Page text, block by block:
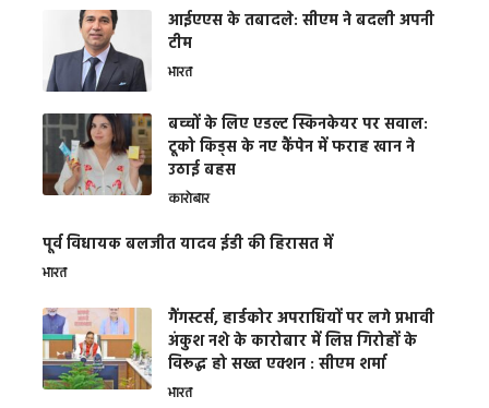
आईएएस के तबादले: सीएम ने बदली अपनी
टीम
भारत
बच्चों के लिए एडल्ट स्किनकेयर पर सवाल:
टूको किड्स के नए कैंपेन में फराह खान ने
उठाई बहस
कारोबार
पूर्व विधायक बलजीत यादव ईडी की हिरासत में
भारत
गैंगस्टर्स, हार्डकोर अपराधियों पर लगे प्रभावी
अंकुश नशे के कारोबार में लिप्त गिरोहों के
विरूद्ध हो सख्त एक्शन : सीएम शर्मा
भारत